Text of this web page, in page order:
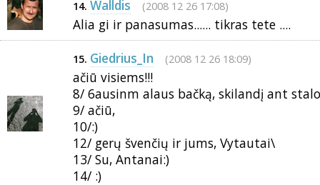
14. Walldis (2008 12 26 17:08)
Alia gi ir panasumas...... tikras tete ....
15. Giedrius_In (2008 12 26 18:09)
ačiū visiems!!!
8/ 6ausinm alaus bačką, skilandį ant
9/ ačiū,
10/:)
12/ gerų švenčių ir jums, Vytautai\
13/ Su, Antanai:)
14/ :)